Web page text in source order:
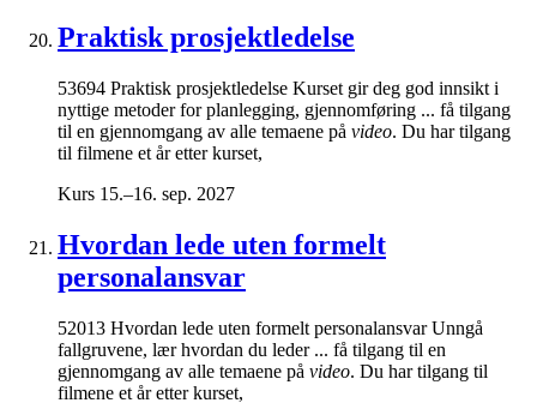
Praktisk prosjektledelse
53694 Praktisk prosjektledelse Kurset gir deg god innsikt i
nyttige metoder for planlegging, gjennomføring ... få tilgang
til en gjennomgang av alle temaene på video. Du har tilgang
til filmene et år etter kurset,
Kurs 15.–16. sep. 2027
Hvordan lede uten formelt
personalansvar
52013 Hvordan lede uten formelt personalansvar Unngå
fallgruvene, lær hvordan du leder ... få tilgang til en
gjennomgang av alle temaene på video. Du har tilgang til
filmene et år etter kurset,